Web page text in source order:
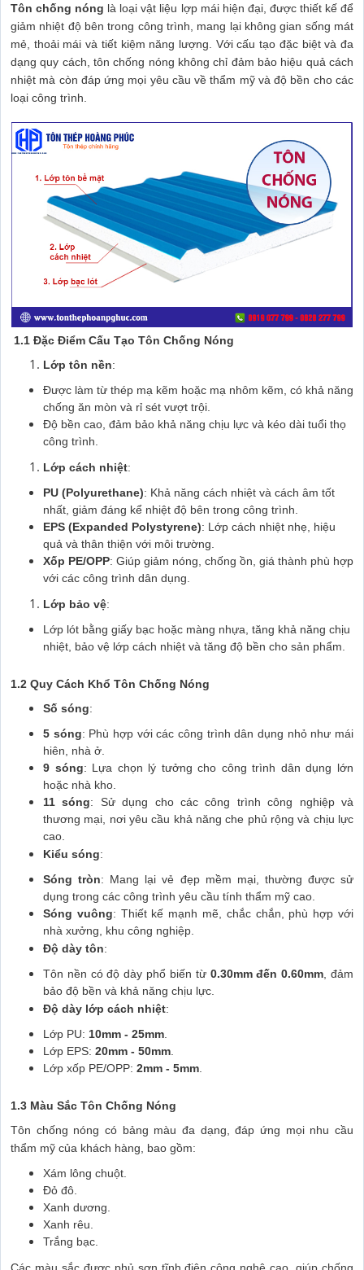
Tôn chống nóng là loại vật liệu lợp mái hiện đại, được thiết kế để
giảm nhiệt độ bên trong công trình, mang lại không gian sống mát
mẻ, thoải mái và tiết kiệm năng lượng. Với cấu tạo đặc biệt và đa
dạng quy cách, tôn chống nóng không chỉ đảm bảo hiệu quả cách
nhiệt mà còn đáp ứng mọi yêu cầu về thẩm mỹ và độ bền cho các
loại công trình.
1.1 Đặc Điểm Cấu Tạo Tôn Chống Nóng
Lớp tôn nền:
Được làm từ thép mạ kẽm hoặc mạ nhôm kẽm, có khả năng
chống ăn mòn và rỉ sét vượt trội.
Độ bền cao, đảm bảo khả năng chịu lực và kéo dài tuổi thọ
công trình.
Lớp cách nhiệt:
PU (Polyurethane): Khả năng cách nhiệt và cách âm tốt
nhất, giảm đáng kể nhiệt độ bên trong công trình.
EPS (Expanded Polystyrene): Lớp cách nhiệt nhẹ, hiệu
quả và thân thiện với môi trường.
Xốp PE/OPP: Giúp giảm nóng, chống ồn, giá thành phù hợp
với các công trình dân dụng.
Lớp bảo vệ:
Lớp lót bằng giấy bạc hoặc màng nhựa, tăng khả năng chịu
nhiệt, bảo vệ lớp cách nhiệt và tăng độ bền cho sản phẩm.
1.2 Quy Cách Khổ Tôn Chống Nóng
Số sóng:
5 sóng: Phù hợp với các công trình dân dụng nhỏ như mái
hiên, nhà ở.
9 sóng: Lựa chọn lý tưởng cho công trình dân dụng lớn
hoặc nhà kho.
11 sóng: Sử dụng cho các công trình công nghiệp và
thương mại, nơi yêu cầu khả năng che phủ rộng và chịu lực
cao.
Kiểu sóng:
Sóng tròn: Mang lại vẻ đẹp mềm mại, thường được sử
dụng trong các công trình yêu cầu tính thẩm mỹ cao.
Sóng vuông: Thiết kế mạnh mẽ, chắc chắn, phù hợp với
nhà xưởng, khu công nghiệp.
Độ dày tôn:
Tôn nền có độ dày phổ biến từ 0.30mm đến 0.60mm , đảm
bảo độ bền và khả năng chịu lực.
Độ dày lớp cách nhiệt:
Lớp PU: 10mm - 25mm
Lớp EPS: 20mm - 50mm
Lớp xốp PE/OPP: 2mm - 5mm
1.3 Màu Sắc Tôn Chống Nóng
Tôn chống nóng có bảng màu đa dạng, đáp ứng mọi nhu cầu
thẩm mỹ của khách hàng, bao gồm:
Xám lông chuột.
Đỏ đô.
Xanh dương.
Xanh rêu.
Trắng bạc.